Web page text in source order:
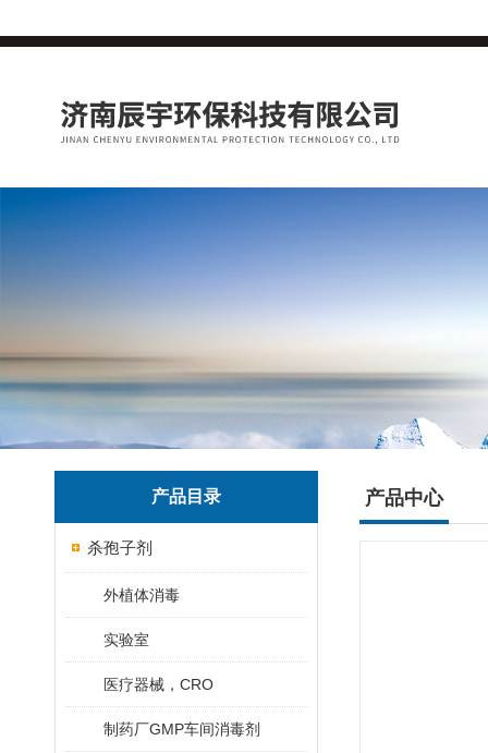
产品目录
杀孢子剂
外植体消毒
实验室
医疗器械，CRO
制药厂GMP车间消毒剂
产品中心